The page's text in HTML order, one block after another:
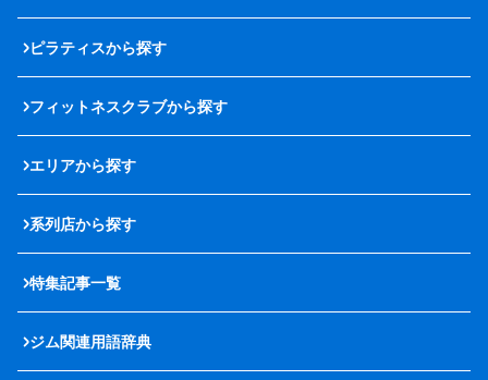
ピラティスから探す
フィットネスクラブから探す
エリアから探す
系列店から探す
特集記事一覧
ジム関連用語辞典